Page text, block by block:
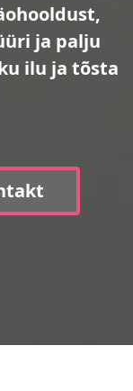
ja palju
ilu ja tõsta